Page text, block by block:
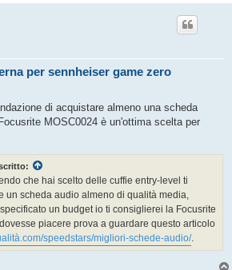
per sennheiser game zero
di acquistare almeno una scheda
MOSC0024 è un'ottima scelta per
che hai scelto delle cuffie entry-level ti
un scheda audio almeno di qualità media,
un budget io ti consiglierei la Focusrite
piacere prova a guardare questo articolo
speedstars/migliori-schede-audio/.